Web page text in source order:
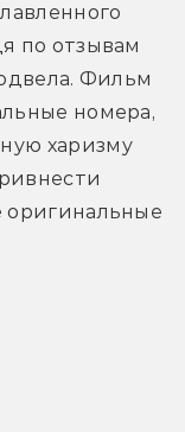
по отзывам
Фильм
номера,
харизму
оригинальные